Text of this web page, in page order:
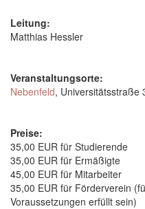
Leitung:
Matthias Hessler
Veranstaltungsorte:
Nebenfeld, Universitätsstraße
Preise:
35,00 EUR für Studierende
35,00 EUR für Ermäßigte
45,00 EUR für Mitarbeiter
35,00 EUR für Förderverein
Voraussetzungen erfüllt sein)